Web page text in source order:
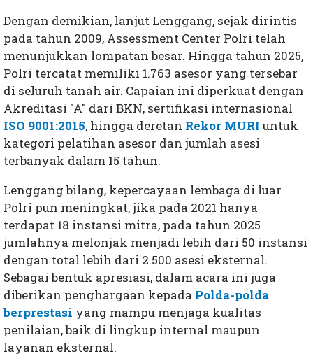
Dengan demikian, lanjut Lenggang, sejak dirintis
pada tahun 2009, Assessment Center Polri telah
menunjukkan lompatan besar. Hingga tahun 2025,
Polri tercatat memiliki 1.763 asesor yang tersebar
di seluruh tanah air. Capaian ini diperkuat dengan
Akreditasi "A" dari BKN, sertifikasi internasional
ISO 9001:2015, hingga deretan Rekor MURI untuk
kategori pelatihan asesor dan jumlah asesi
terbanyak dalam 15 tahun.
Lenggang bilang, kepercayaan lembaga di luar
Polri pun meningkat, jika pada 2021 hanya
terdapat 18 instansi mitra, pada tahun 2025
jumlahnya melonjak menjadi lebih dari 50 instansi
dengan total lebih dari 2.500 asesi eksternal.
Sebagai bentuk apresiasi, dalam acara ini juga
diberikan penghargaan kepada Polda-polda
berprestasi yang mampu menjaga kualitas
penilaian, baik di lingkup internal maupun
layanan eksternal.